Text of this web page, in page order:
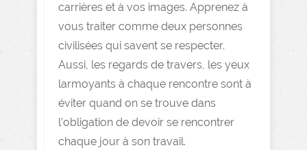
carrières et à vos images. Apprenez à
vous traiter comme deux personnes
civilisées qui savent se respecter.
Aussi, les regards de travers, les yeux
larmoyants à chaque rencontre sont à
éviter quand on se trouve dans
l’obligation de devoir se rencontrer
chaque jour à son travail.